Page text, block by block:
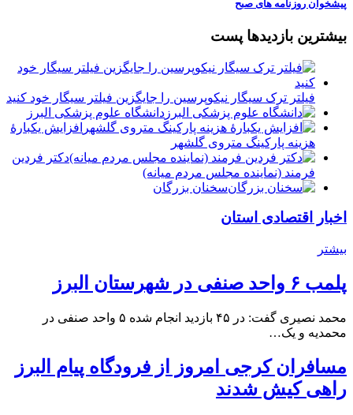
پیشخوان روزنامه های صبح
بیشترین بازدیدها پست
فیلتر ترک سیگار نیکوپرسین را جایگزین فیلتر سیگار خود کنید
دانشگاه علوم پزشکی البرز
افزایش یکبارۀ
هزینه پارکینگ متروی گلشهر
دكتر فردين
فرمند (نماينده مجلس مردم میانه)
سخنان بزرگان
اخبار اقتصادی استان
بیشتر
پلمب ۶ واحد صنفی در شهرستان البرز
محمد نصیری گفت: در ۴۵ بازدید انجام شده ۵ واحد صنفی در
محمدیه و یک…
مسافران کرجی امروز از فرودگاه پیام البرز
راهی کیش شدند